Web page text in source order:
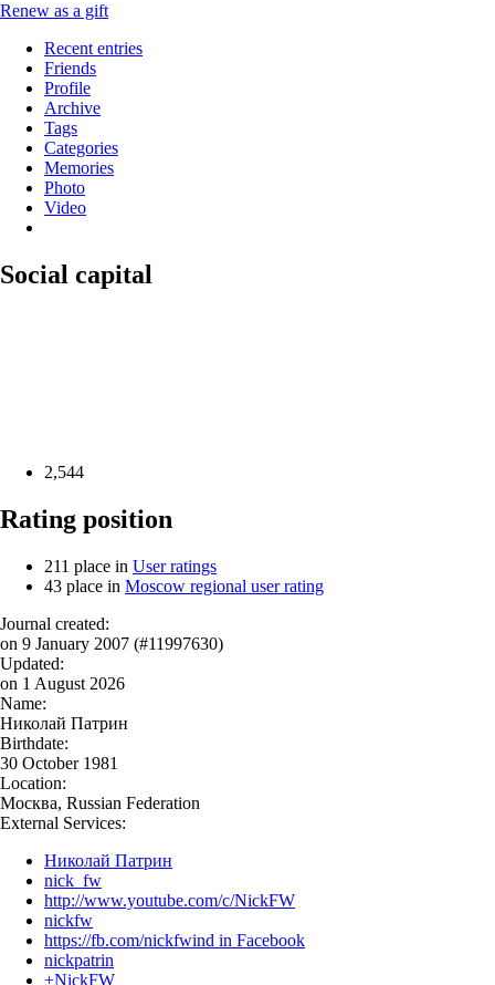
Renew as a gift
Recent entries
Friends
Profile
Archive
Tags
Categories
Memories
Photo
Video
Social capital
2,544
Rating position
211 place in User ratings
43 place in Moscow regional user rating
Journal created:
on 9 January 2007 (#11997630)
Updated:
on 1 August 2026
Name:
Николай Патрин
Birthdate:
30 October 1981
Location:
Москва, Russian Federation
External Services:
Николай Патрин
nick_fw
http://www.youtube.com/c/NickFW
nickfw
https://fb.com/nickfwind in Facebook
nickpatrin
+NickFW